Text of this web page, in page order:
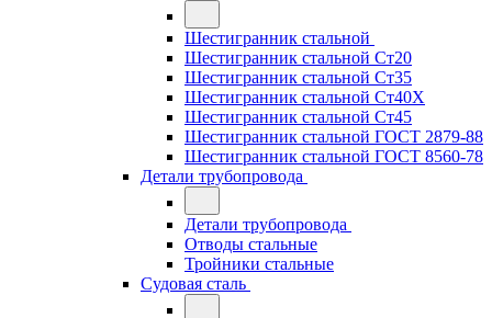
Шестигранник стальной
Шестигранник стальной Ст20
Шестигранник стальной Ст35
Шестигранник стальной Ст40Х
Шестигранник стальной Ст45
Шестигранник стальной ГОСТ 2879-88
Шестигранник стальной ГОСТ 8560-78
Детали трубопровода
Детали трубопровода
Отводы стальные
Тройники стальные
Судовая сталь